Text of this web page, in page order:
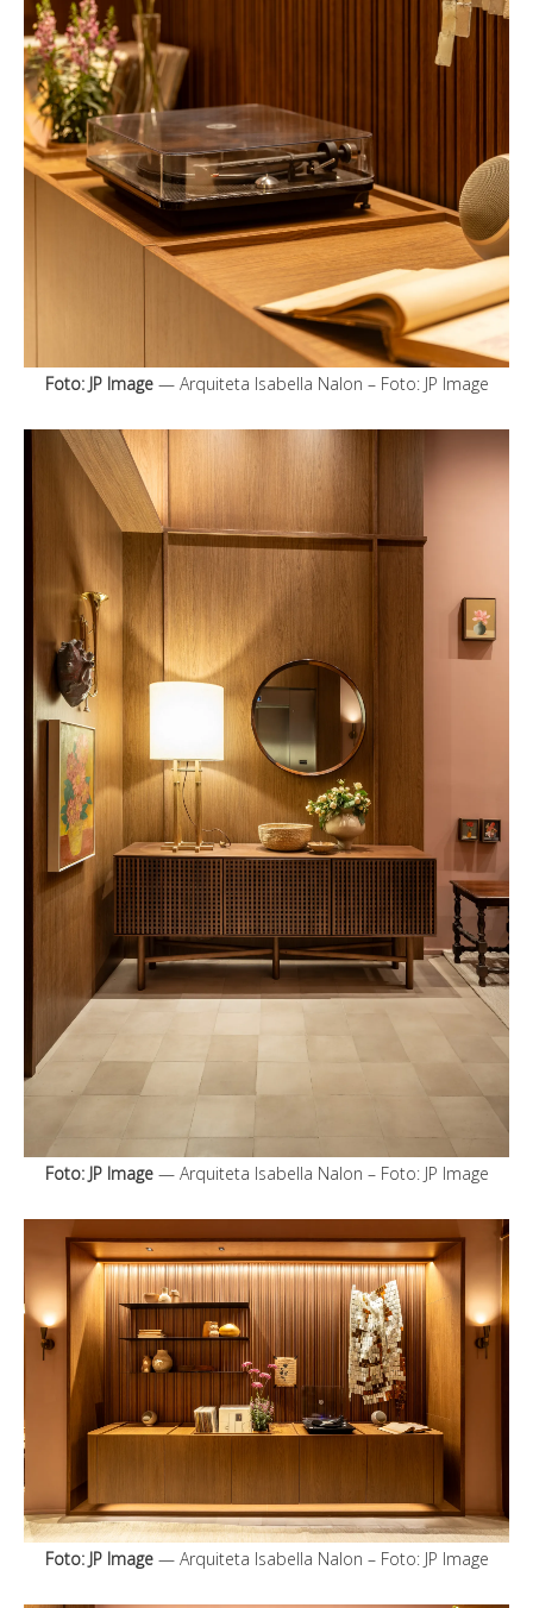
Foto: JP Image— Arquiteta Isabella Nalon – Foto: JP Image
Foto: JP Image— Arquiteta Isabella Nalon – Foto: JP Image
Foto: JP Image— Arquiteta Isabella Nalon – Foto: JP Image